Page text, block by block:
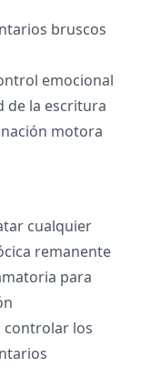
bruscos
emocional
de la escritura
motora
cualquier
remanente
para
controlar los